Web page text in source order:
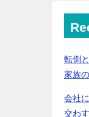
転倒
家族
会社
交わ